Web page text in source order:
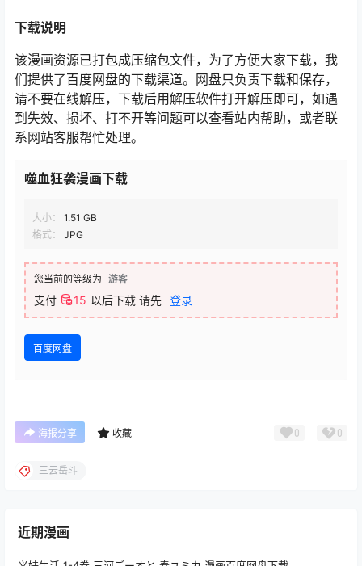
下载说明
该漫画资源已打包成压缩包文件，为了方便大家下载，我
们提供了百度网盘的下载渠道。网盘只负责下载和保存，
请不要在线解压，下载后用解压软件打开解压即可，如遇
到失效、损坏、打不开等问题可以查看站内帮助，或者联
系网站客服帮忙处理。
噬血狂袭漫画下载
大小：
1.51 GB
格式：
JPG
您当前的等级为 游客
支付 15 以后下载 请先 登录
百度网盘
海报分享 收藏 0 0
三云岳斗
近期漫画